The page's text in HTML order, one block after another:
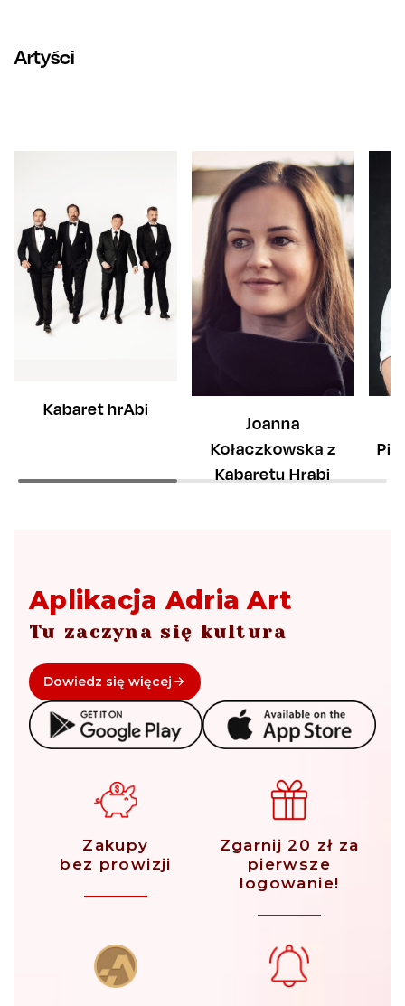
Artyści
Kabaret hrAbi
Joanna
Kołaczkowska z
Kabaretu Hrabi
Aplikacja Adria Art
Tu zaczyna się kultura
Dowiedz się więcej
Zakupy
bez prowizji
Zgarnij 20 zł za
pierwsze
logowanie!